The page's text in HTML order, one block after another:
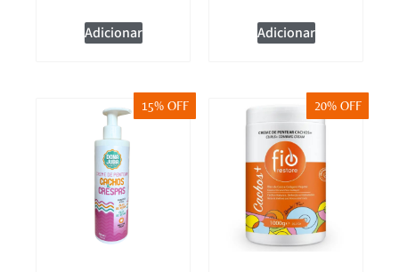
Adicionar Adicionar
15% OFF 20% OFF